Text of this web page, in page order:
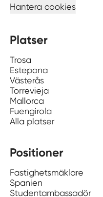
Hantera cookies
Platser
Trosa
Estepona
Västerås
Torrevieja
Mallorca
Fuengirola
Alla platser
Positioner
Fastighetsmäklare
Spanien
Studentambassadör